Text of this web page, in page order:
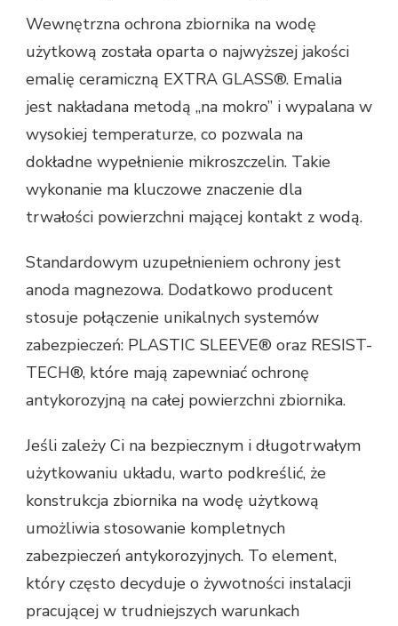
Wewnętrzna ochrona zbiornika na wodę
użytkową została oparta o najwyższej jakości
emalię ceramiczną EXTRA GLASS®. Emalia
jest nakładana metodą „na mokro” i wypalana w
wysokiej temperaturze, co pozwala na
dokładne wypełnienie mikroszczelin. Takie
wykonanie ma kluczowe znaczenie dla
trwałości powierzchni mającej kontakt z wodą.
Standardowym uzupełnieniem ochrony jest
anoda magnezowa. Dodatkowo producent
stosuje połączenie unikalnych systemów
zabezpieczeń: PLASTIC SLEEVE® oraz RESIST-
TECH®, które mają zapewniać ochronę
antykorozyjną na całej powierzchni zbiornika.
Jeśli zależy Ci na bezpiecznym i długotrwałym
użytkowaniu układu, warto podkreślić, że
konstrukcja zbiornika na wodę użytkową
umożliwia stosowanie kompletnych
zabezpieczeń antykorozyjnych. To element,
który często decyduje o żywotności instalacji
pracującej w trudniejszych warunkach